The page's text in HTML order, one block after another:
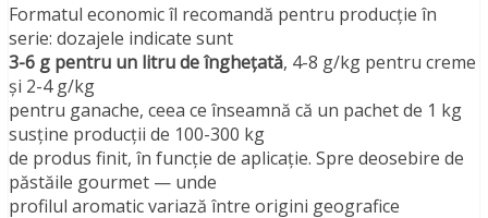
Formatul economic îl recomandă pentru producție în
serie: dozajele indicate sunt
3-6 g pentru un litru de înghețată, 4-8 g/kg pentru creme
și 2-4 g/kg
pentru ganache, ceea ce înseamnă că un pachet de 1 kg
susține producții de 100-300 kg
de produs finit, în funcție de aplicație. Spre deosebire de
păstăile gourmet — unde
profilul aromatic variază între origini geografice